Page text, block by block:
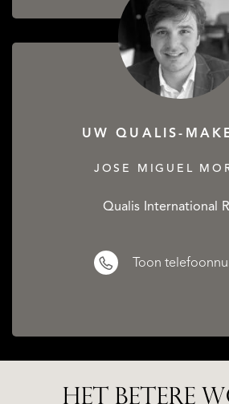
UW QUALIS-
JOSE MIGUEL
Qualis International
Toon